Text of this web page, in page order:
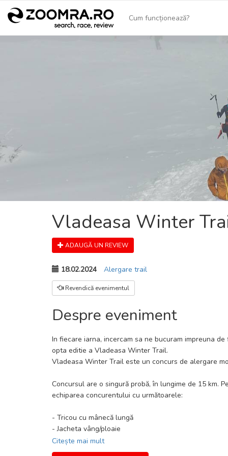
Cum funcționează?
Vladeasa Winter
ADAUGĂ UN REVIEW
18.02.2024 Alergare trail
Revendică evenimentul
Despre eveniment
In fiecare iarna, incercam sa ne bucuram impreuna
opta editie a Vladeasa Winter Trail.
Vladeasa Winter Trail este un concurs de alergare
Concursul are o singură probă, în lungime de 15 km.
echiparea concurentului cu următoarele:
- Tricou cu mânecă lungă
- Jacheta vâng/ploaie
- Pantaloni de alergare și suprapantaloni
- Pantofi de alergare cu profil specific alergării montane
Citește mai mult